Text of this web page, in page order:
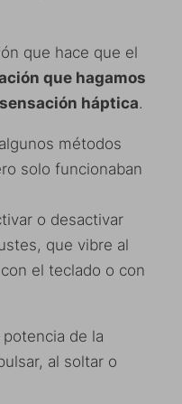
que hace que el
que hagamos
sensación háptica.
métodos
solo funcionaban
o desactivar
que vibre al
el teclado o con
de la
al soltar o